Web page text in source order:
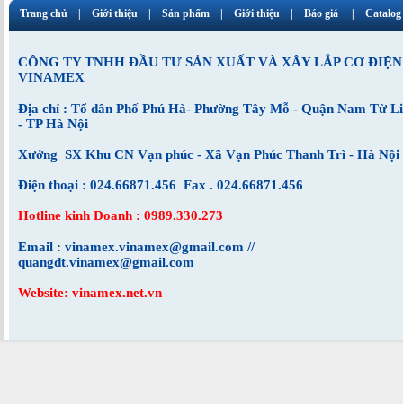
Trang chủ Giới thiệu Sản phẩm Giới thiệu Báo giá
CÔNG TY TNHH ĐẦU TƯ SẢN XUẤT VÀ XÂY LẮP CƠ ĐIỆN
VINAMEX
Địa chỉ : Tổ dân Phố Phú Hà- Phường Tây Mỗ - Quận Nam Từ
- TP Hà Nội
Xưởng SX Khu CN Vạn phúc - Xã Vạn Phúc Thanh Trì - Hà Nội
Điện thoại : 024.66871.456 Fax . 024.66871.456
Hotline kinh Doanh : 0989.330.273
Email : vinamex.vinamex@gmail.com //
quangdt.vinamex@gmail.com
Website: vinamex.net.vn